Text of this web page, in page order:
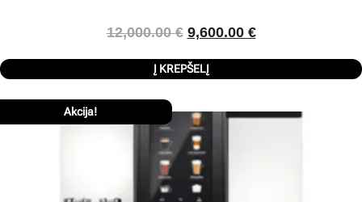
12,000.00€ 9,600.00 €
Į KREPŠELĮ
Akcija!